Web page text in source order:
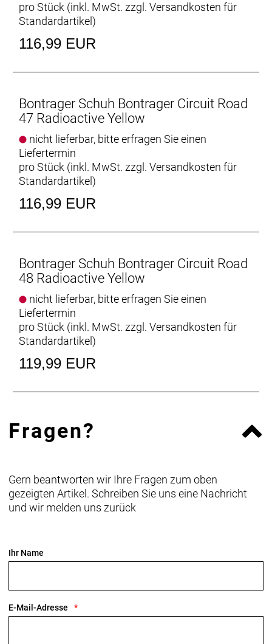
pro Stück (inkl. MwSt. zzgl. Versandkosten für
Standardartikel)
116,99 EUR
Bontrager Schuh Bontrager Circuit Road
47 Radioactive Yellow
nicht lieferbar, bitte erfragen Sie einen
Liefertermin
pro Stück (inkl. MwSt. zzgl. Versandkosten für
Standardartikel)
116,99 EUR
Bontrager Schuh Bontrager Circuit Road
48 Radioactive Yellow
nicht lieferbar, bitte erfragen Sie einen
Liefertermin
pro Stück (inkl. MwSt. zzgl. Versandkosten für
Standardartikel)
119,99 EUR
Fragen?
Gern beantworten wir Ihre Fragen zum oben
gezeigten Artikel. Schreiben Sie uns eine Nachricht
und wir melden uns zurück
Ihr Name
E-Mail-Adresse